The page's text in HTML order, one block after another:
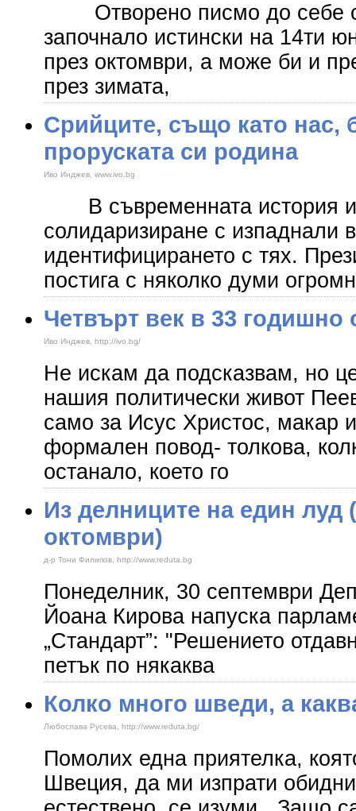
Отворено писмо до себе
започнало истински на 14ти
през октомври, а може би и
през зимата,
Срийците, също като нас,
проруската си родина
Иво Инджев, www.ivo.bg
В съвременната история
солидаризиране с изпаднали
идентифицирането с тях.
постига с няколко думи
Четвърт век в 33 годишно
Иво Инджев, http://ivo.bg/
Не искам да подсказвам, но
нашия политически живот
само за Исус Христос, макар
формален повод- толкова,
останало, което го
Из делниците на един луд
октомври)
д-р Тони Филипов, http://www.reduta.bg
Понеделник, 30 септември
Йоана Кирова напуска
„Стандарт”: "Решението
петък по някаква
Колко много шведи, а
Любослава Русева, http://www.reduta.bg/
Помолих една приятелка,
Швеция, да ми изпрати